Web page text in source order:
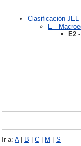
Clasificación JEL
E -
E2
Ir a: A| B | C | M | S